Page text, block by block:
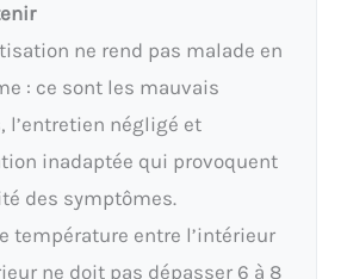
ne rend pas malade en
: ce sont les mauvais
l’entretien négligé et
inadaptée qui provoquent
des symptômes.
température entre l’intérieur
ne doit pas dépasser 6 à 8